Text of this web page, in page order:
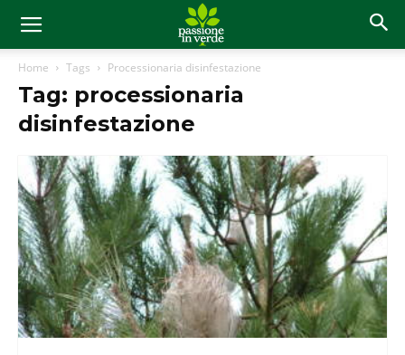
Home Tags Processionaria disinfestazione
Tag: processionaria
disinfestazione